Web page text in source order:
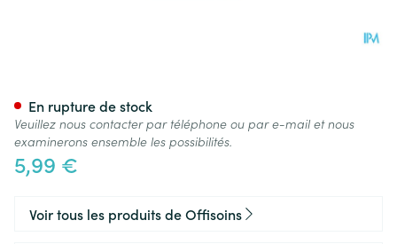
5,99 €
En rupture de stock
Veuillez nous contacter par téléphone ou par e-mail et nous
examinerons ensemble les possibilités.
Voir tous les produits de Offisoins